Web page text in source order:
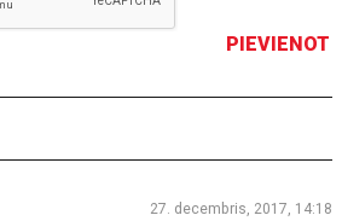
PIEVIENOT
27. decembris, 2017, 14:18